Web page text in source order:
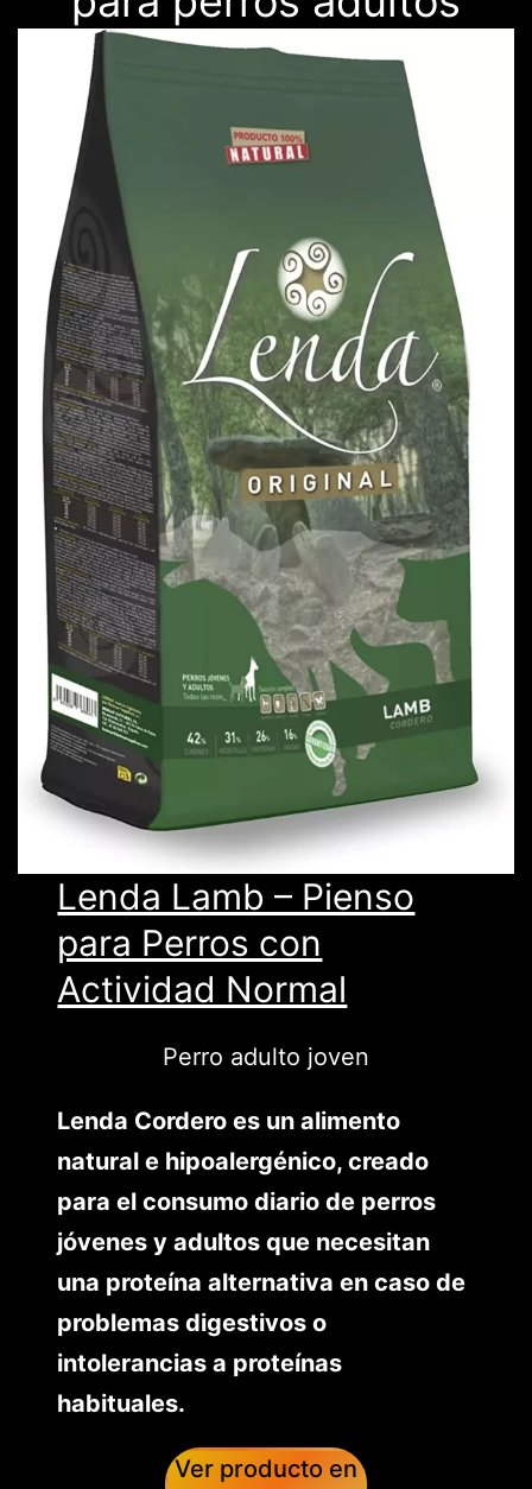
Lenda Lamb – Pienso
para Perros con
Actividad Normal
Perro adulto joven
Lenda Cordero es un alimento
natural e hipoalergénico, creado
para el consumo diario de perros
jóvenes y adultos que necesitan
una proteína alternativa en caso de
problemas digestivos o
intolerancias a proteínas
habituales.
Ver producto en